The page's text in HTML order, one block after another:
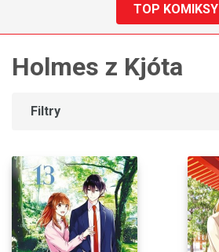
TOP KOMIKSY
Holmes z Kjóta
Filtry